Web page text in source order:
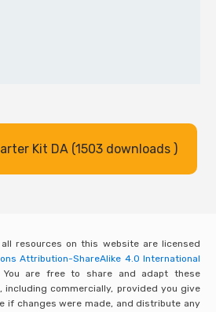
Kit DA (1503 downloads )
resources on this website are licensed
Attribution-ShareAlike 4.0 International
You are free to share and adapt these
including commercially, provided you give
if changes were made, and distribute any